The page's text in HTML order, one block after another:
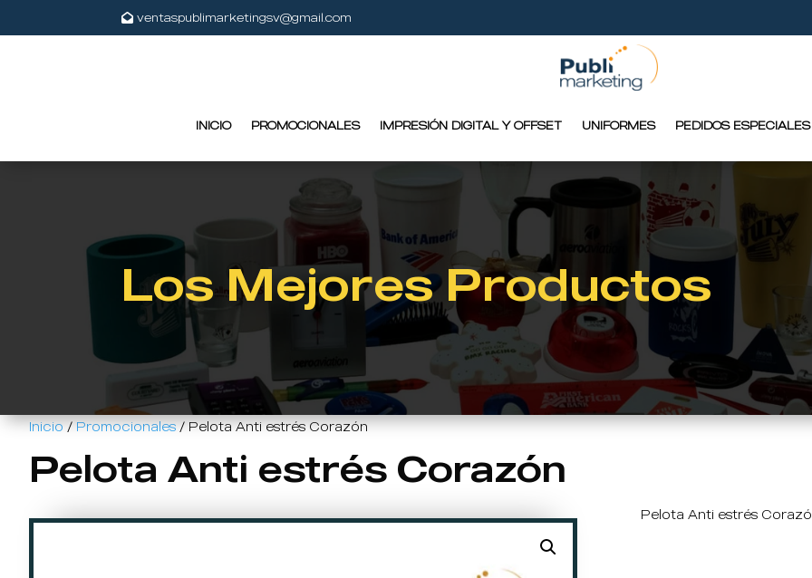
ventaspublimarketingsv@gmail.com
INICIO PROMOCIONALES IMPRESIÓN DIGITAL Y OFFSET UNIFORMES PEDIDOS ESPECIALES
Los Mejores Productos
Inicio/Promocionales/ Pelota Anti estrés Corazón
Pelota Anti estrés Corazón
Pelota Anti estrés